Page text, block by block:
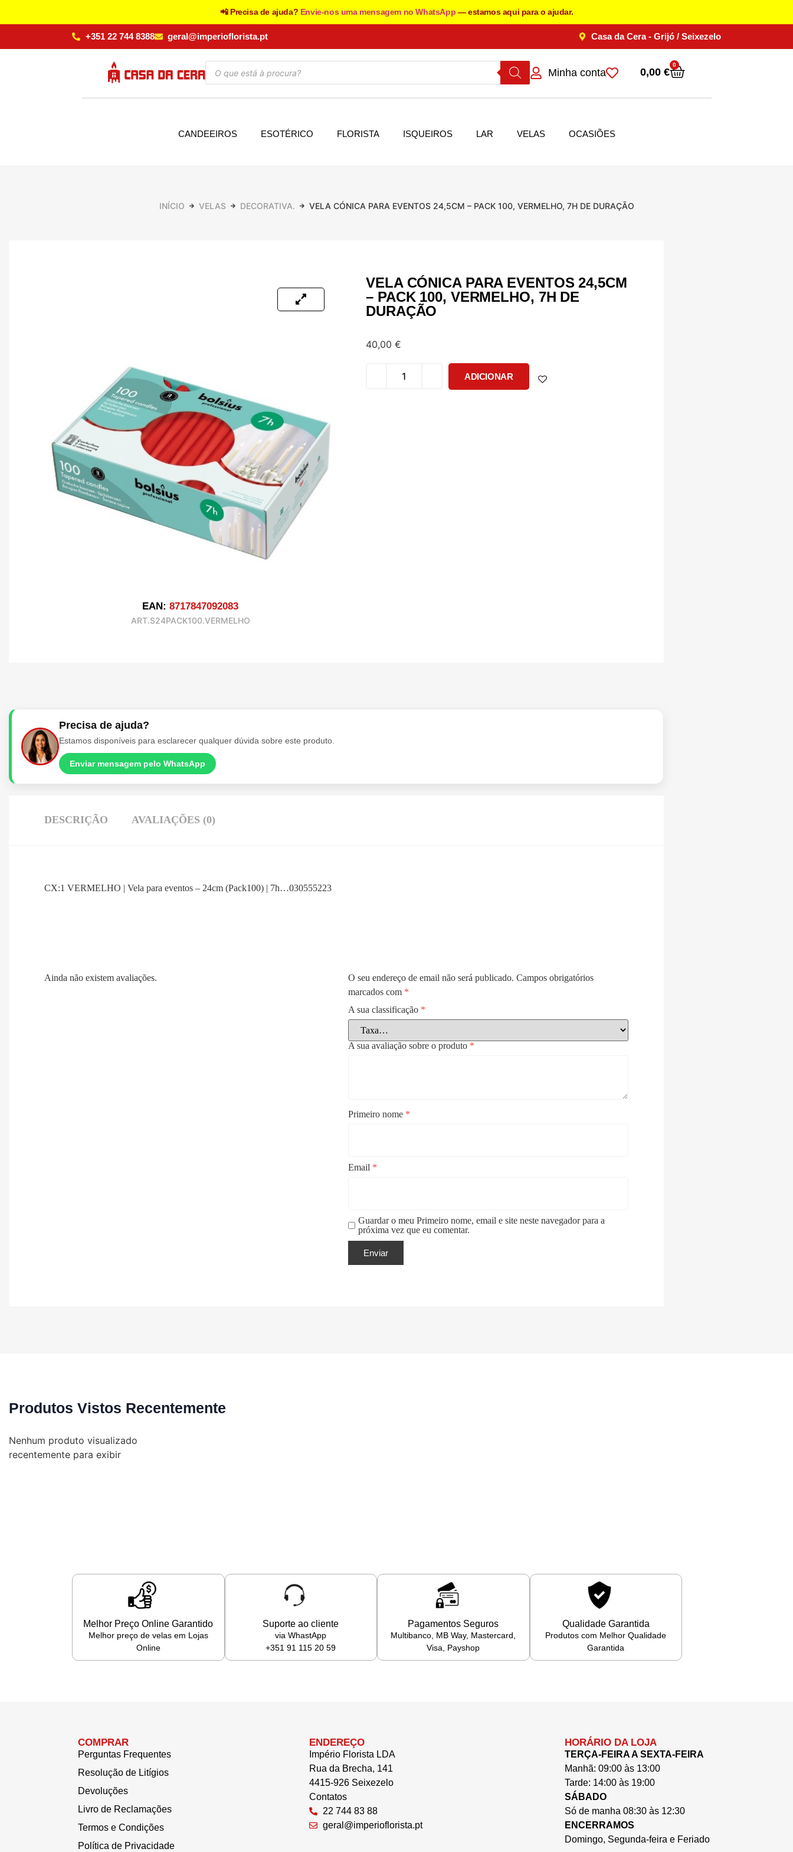
📲 Precisa de ajuda? Envie-nos uma mensagem no WhatsApp — estamos aqui para o ajudar.
+351 22 744 8388 geral@imperioflorista.pt Casa da Cera - Grijó / Seixezelo
Minha conta 0,00 €
0
CANDEEIROS ESOTÉRICO FLORISTA ISQUEIROS LAR VELAS OCASIÕES
INÍCIO VELAS DECORATIVA. VELA CÓNICA PARA EVENTOS 24,5CM – PACK 100, VERMELHO, 7H DE DURAÇÃO
EAN: 8717847092083
ART.S24PACK100.VERMELHO
VELA CÓNICA PARA EVENTOS 24,5CM
– PACK 100, VERMELHO, 7H DE
DURAÇÃO
40,00 €
ADICIONAR
Precisa de ajuda?
Estamos disponíveis para esclarecer qualquer dúvida sobre este produto.
Enviar mensagem pelo WhatsApp
DESCRIÇÃO AVALIAÇÕES (0)
CX:1 VERMELHO | Vela para eventos – 24cm (Pack100) | 7h…030555223
Ainda não existem avaliações. O seu endereço de email não será publicado. Campos obrigatórios
marcados com *
A sua classificação *
A sua avaliação sobre o produto *
Primeiro nome *
Email *
Guardar o meu Primeiro nome, email e site neste navegador para a
próxima vez que eu comentar.
Produtos Vistos Recentemente
Nenhum produto visualizado
recentemente para exibir
Melhor Preço Online Garantido
Melhor preço de velas em Lojas
Online
Suporte ao cliente
via WhastApp
+351 91 115 20 59
Pagamentos Seguros
Multibanco, MB Way, Mastercard,
Visa, Payshop
Qualidade Garantida
Produtos com Melhor Qualidade
Garantida
COMPRAR
Perguntas Frequentes
Resolução de Litígios
Devoluções
Livro de Reclamações
Termos e Condições
Política de Privacidade
ENDEREÇO
Império Florista LDA
Rua da Brecha, 141
4415-926 Seixezelo
Contatos
22 744 83 88
geral@imperioflorista.pt
HORÁRIO DA LOJA
TERÇA-FEIRA A SEXTA-FEIRA
Manhã: 09:00 às 13:00
Tarde: 14:00 às 19:00
SÁBADO
Só de manha 08:30 às 12:30
ENCERRAMOS
Domingo, Segunda-feira e Feriado